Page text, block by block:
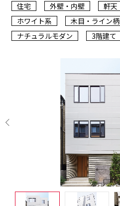
住宅
外壁・内壁 軒天
ホワイト系
木目・ライン柄
ナチュラルモダン
3階建て